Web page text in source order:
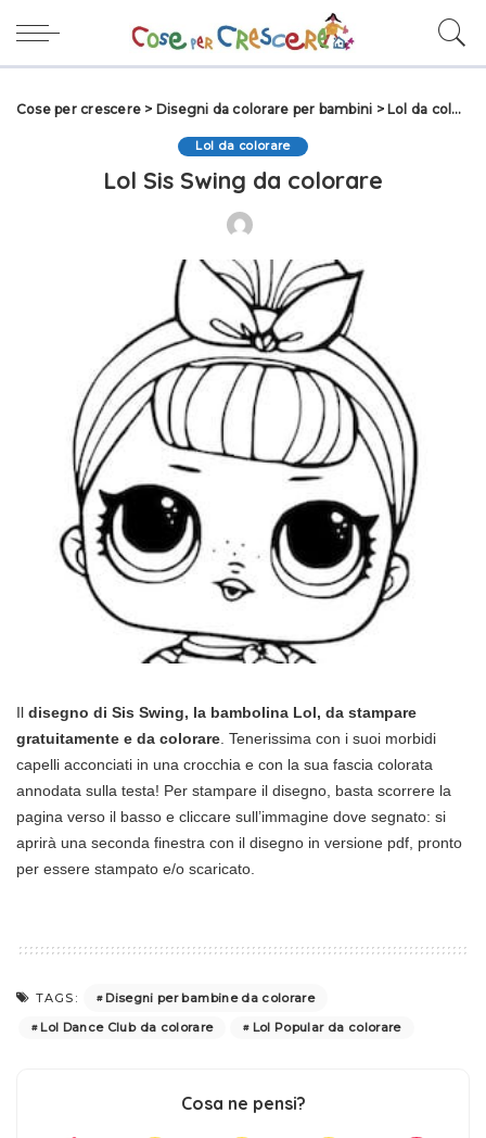
Cose per crescere > Disegni da colorare per bambini > Lol da colorare
Lol da colorare
Lol Sis Swing da colorare
Il disegno di Sis Swing, la bambolina Lol, da stampare
gratuitamente e da colorare . Tenerissima con i suoi morbidi
capelli acconciati in una crocchia e con la sua fascia colorata
annodata sulla testa! Per stampare il disegno, basta scorrere la
pagina verso il basso e cliccare sull’immagine dove segnato: si
aprirà una seconda finestra con il disegno in versione pdf, pronto
per essere stampato e/o scaricato.
TAGS:
Disegni per bambine da colorare
Lol Dance Club da colorare
Lol Popular da colorare
Cosa ne pensi?